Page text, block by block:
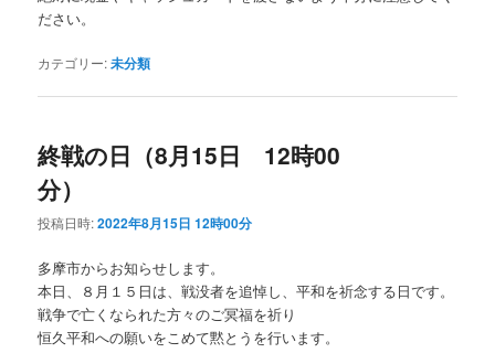
ださい。
カテゴリー:未分類
終戦の日（8月15日 12時00
分）
投稿日時:2022年8月15日 12時00分
多摩市からお知らせします。
本日、８月１５日は、戦没者を追悼し、平和を祈念する日です。
戦争で亡くなられた方々のご冥福を祈り
恒久平和への願いをこめて黙とうを行います。